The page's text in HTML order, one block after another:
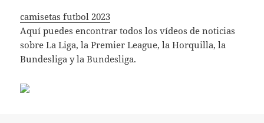
camisetas futbol 2023
Aquí puedes encontrar todos los vídeos de noticias
sobre La Liga, la Premier League, la Horquilla, la
Bundesliga y la Bundesliga.